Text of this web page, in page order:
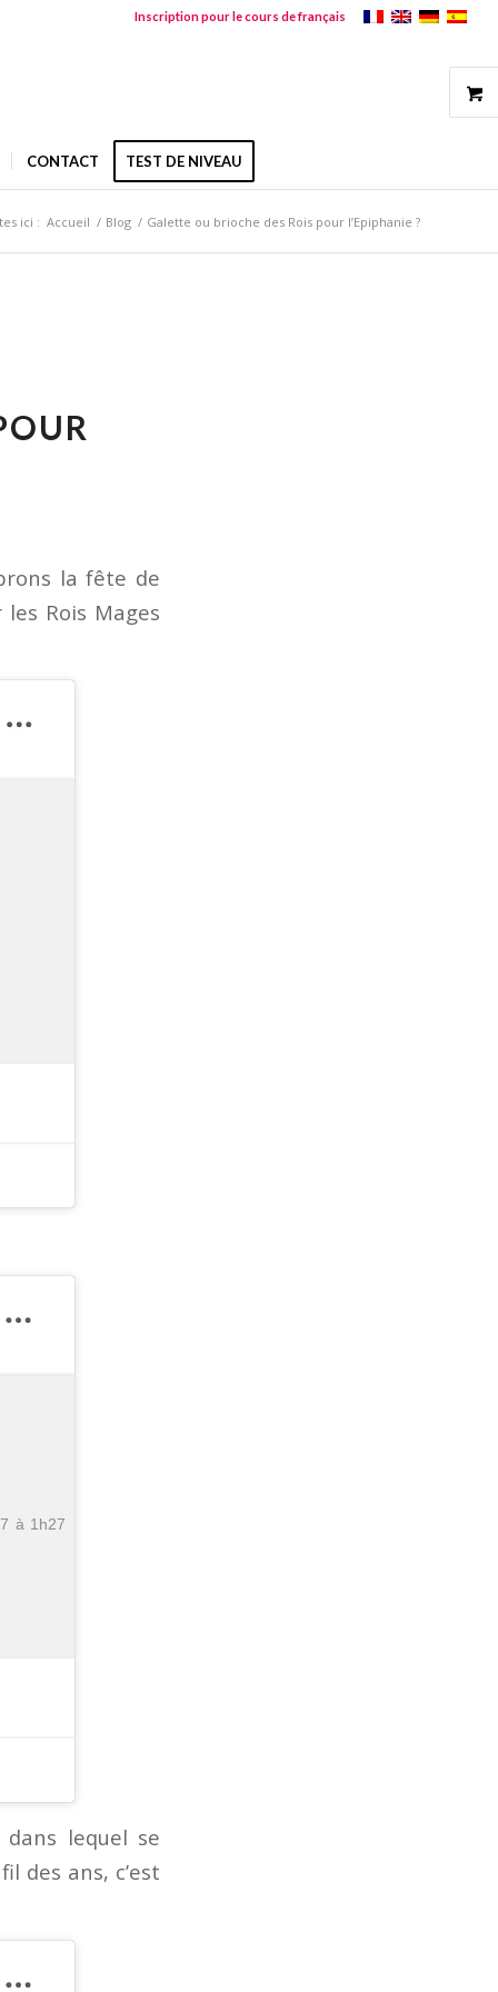
Inscription pour le cours de français
CONTACT TEST DE NIVEAU
ici : Accueil / Blog / Galette ou brioche des Rois pour l’Epiphanie ?
la fête de
Rois Mages
à 1h27
lequel se
des ans, c’est